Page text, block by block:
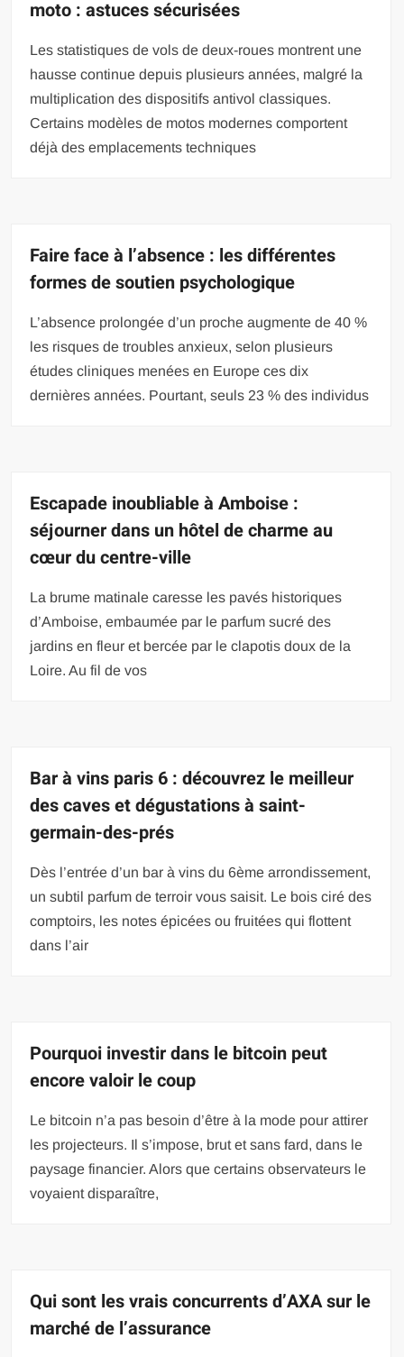
moto : astuces sécurisées
Les statistiques de vols de deux-roues montrent une
hausse continue depuis plusieurs années, malgré la
multiplication des dispositifs antivol classiques.
Certains modèles de motos modernes comportent
déjà des emplacements techniques
Faire face à l’absence : les différentes
formes de soutien psychologique
L’absence prolongée d’un proche augmente de 40 %
les risques de troubles anxieux, selon plusieurs
études cliniques menées en Europe ces dix
dernières années. Pourtant, seuls 23 % des individus
Escapade inoubliable à Amboise :
séjourner dans un hôtel de charme au
cœur du centre-ville
La brume matinale caresse les pavés historiques
d’Amboise, embaumée par le parfum sucré des
jardins en fleur et bercée par le clapotis doux de la
Loire. Au fil de vos
Bar à vins paris 6 : découvrez le meilleur
des caves et dégustations à saint-
germain-des-prés
Dès l’entrée d’un bar à vins du 6ème arrondissement,
un subtil parfum de terroir vous saisit. Le bois ciré des
comptoirs, les notes épicées ou fruitées qui flottent
dans l’air
Pourquoi investir dans le bitcoin peut
encore valoir le coup
Le bitcoin n’a pas besoin d’être à la mode pour attirer
les projecteurs. Il s’impose, brut et sans fard, dans le
paysage financier. Alors que certains observateurs le
voyaient disparaître,
Qui sont les vrais concurrents d’AXA sur le
marché de l’assurance